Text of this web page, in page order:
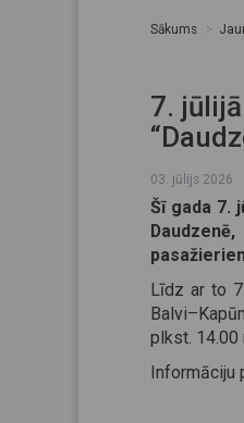
Sākums
7.
03. jūlijs 2026
Šī gada 7.
Līdz ar to
plkst. 14.00
Informāciju